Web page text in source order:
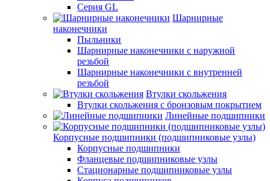
Серия GL
Шарнирные
наконечники
Пыльники
Шарнирные наконечники с наружной
резьбой
Шарнирные наконечники с внутренней
резьбой
Втулки скольжения
Втулки скольжения с бронзовым покрытием
Линейные подшипники
Корпусные подшипники (подшипниковые узлы)
Корпусные подшипники
Фланцевые подшипниковые узлы
Стационарные подшипниковые узлы